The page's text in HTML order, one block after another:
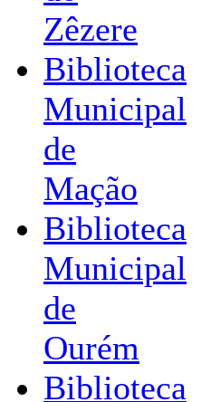
Zêzere
Biblioteca
Municipal
de
Mação
Biblioteca
Municipal
de
Ourém
Biblioteca